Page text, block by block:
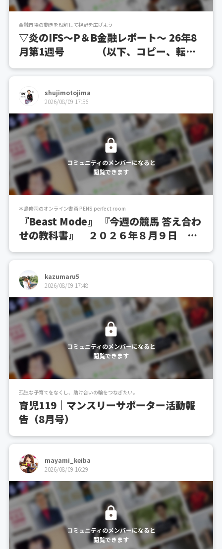
金融市場の動きを理解して視野を広げよう
▽炎のIFS～P＆B金融レポート～ 26年8
月第1週号 （以下、コピー、転送
禁ず）
shujimotojima
2026/08/09 17:56
コミュニティのメンバーになると
閲覧できます
本島修司のオンライン書斎 PENS perfect room
『Beast Mode』 『今週の競馬 答え合わ
せの教科書』 ２０２６年８月９日 複
勝１１連発から「やらかし」ありの週末
kazumaru5
2026/08/09 17:48
コミュニティのメンバーになると
閲覧できます
孤独な子育てをなくし、助け合いの輪をつなぎたい。
育児119｜マンスリーサポーター活動報
告（8月号）
mayami_keiba
2026/08/09 16:29
コミュニティのメンバーになると
閲覧できます